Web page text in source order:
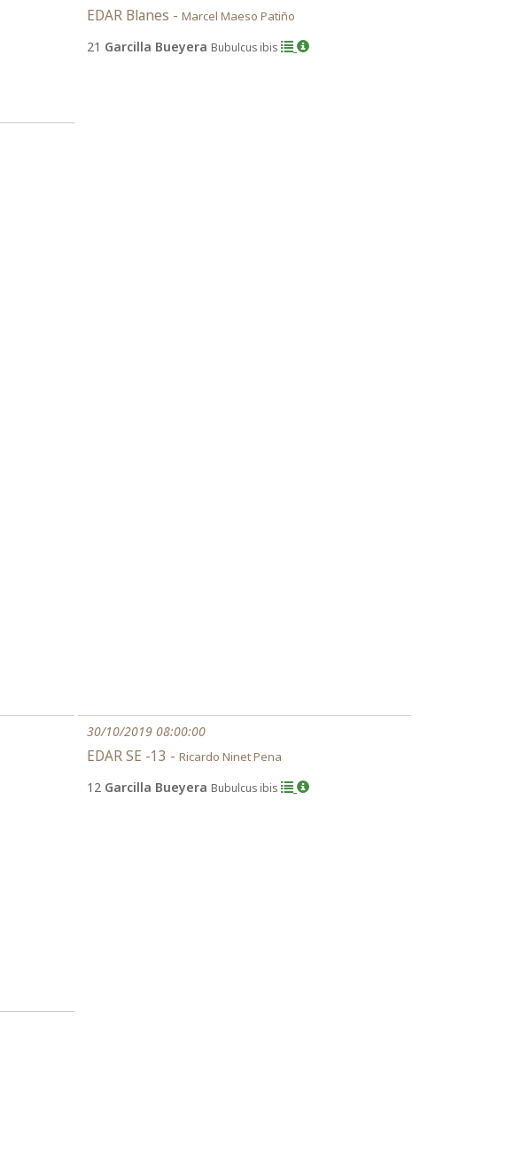
EDAR Blanes - Marcel Maeso Patiño
21 Garcilla Bueyera Bubulcus ibis
30/10/2019 08:00:00
EDAR SE -13 - Ricardo Ninet Pena
12 Garcilla Bueyera Bubulcus ibis